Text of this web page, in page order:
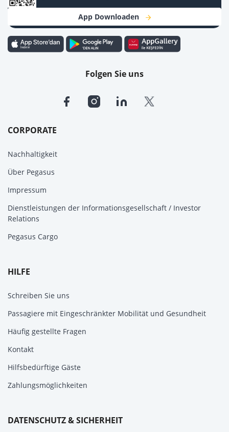
CORPORATE
Nachhaltigkeit
Über Pegasus
Impressum
Dienstleistungen der Informationsgesellschaft / Investor
Relations
Pegasus Cargo
HILFE
Schreiben Sie uns
Passagiere mit Eingeschränkter Mobilität und Gesundheit
Häufig gestellte Fragen
Kontakt
Hilfsbedürftige Gäste
Zahlungsmöglichkeiten
DATENSCHUTZ & SICHERHEIT
App Downloaden
Folgen Sie uns